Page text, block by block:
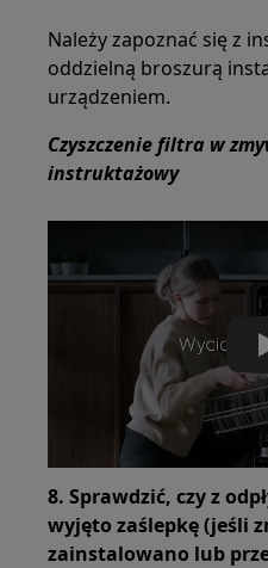
Należy zapoznać się z
oddzielną broszurą
urządzeniem.
Czyszczenie filtra w
instruktażowy
8. Sprawdzić, czy z
wyjęto zaślepkę (jeśli
zainstalowano lub